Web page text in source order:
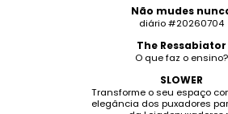
Não mudes
diário #20260704
The Ressabiator
O que faz o ensino?
SLOWER
Transforme o seu espaço
elegância dos puxadores